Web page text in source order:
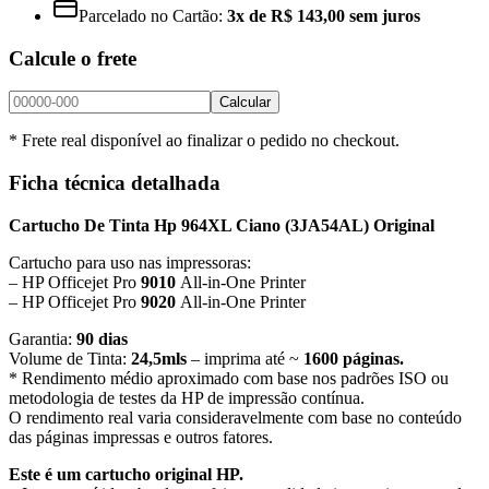
Parcelado no Cartão: 3x de R$ 143,00 sem juros
Calcule o frete
Calcular
* Frete real disponível ao finalizar o pedido no checkout.
Ficha técnica detalhada
Cartucho De Tinta Hp 964XL Ciano (3JA54AL) Original
Cartucho para uso nas impressoras:
– HP Officejet Pro 9010 All-in-One Printer
– HP Officejet Pro 9020 All-in-One Printer
Garantia: 90 dias
Volume de Tinta: 24,5mls – imprima até ~ 1600 páginas.
* Rendimento médio aproximado com base nos padrões ISO ou
metodologia de testes da HP de impressão contínua.
O rendimento real varia consideravelmente com base no conteúdo
das páginas impressas e outros fatores.
Este é um cartucho original HP.